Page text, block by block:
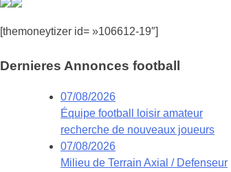
[themoneytizer id= »106612-19″]
Dernieres Annonces football
07/08/2026
Équipe football loisir amateur
recherche de nouveaux joueurs
07/08/2026
Milieu de Terrain Axial / Defenseur